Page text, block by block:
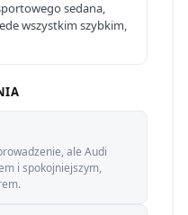
sedana,
wszystkim szybkim,
ale Audi
i spokojniejszym,